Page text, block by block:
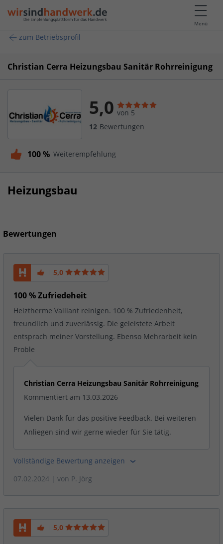
Menü
zum Betriebsprofil
Christian Cerra Heizungsbau Sanitär Rohrreinigung
5,0 von 5
12 Bewertungen
100 % Weiterempfehlung
Heizungsbau
Bewertungen
5,0
100 % Zufriedeheit
Heiztherme Vaillant reinigen. 100 % Zufriedenheit,
freundlich und zuverlässig. Die geleistete Arbeit
entsprach meiner Vorstellung. Ebenso Mehrarbeit kein
Proble
Christian Cerra Heizungsbau Sanitär Rohrreinigung
Kommentiert am 13.03.2026
Vielen Dank für das positive Feedback. Bei weiteren
Anliegen sind wir gerne wieder für Sie tätig.
Vollständige Bewertung anzeigen
07.02.2024 | von P. Jörg
5,0